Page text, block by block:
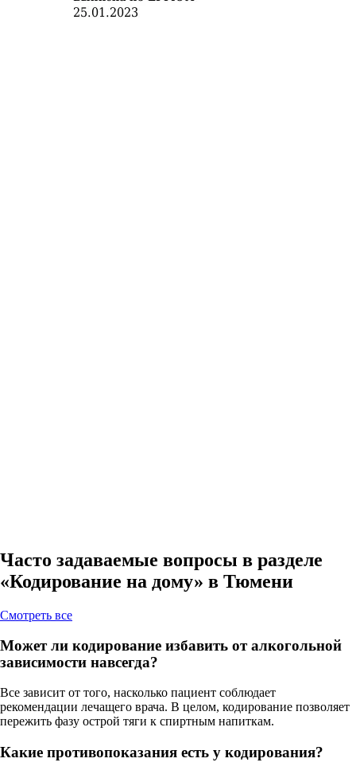
Часто задаваемые вопросы в разделе
«Кодирование на дому» в Тюмени
Cмотреть все
Может ли кодирование избавить от алкогольной
зависимости навсегда?
Все зависит от того, насколько пациент соблюдает
рекомендации лечащего врача. В целом, кодирование позволяет
пережить фазу острой тяги к спиртным напиткам.
Какие противопоказания есть у кодирования?